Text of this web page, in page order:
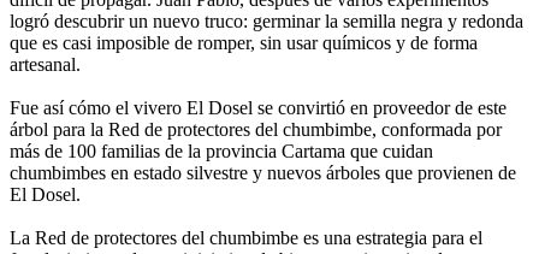
logró descubrir un nuevo truco: germinar la semilla negra y redonda
que es casi imposible de romper, sin usar químicos y de forma
artesanal.
Fue así cómo el vivero El Dosel se convirtió en proveedor de este
árbol para la Red de protectores del chumbimbe, conformada por
más de 100 familias de la provincia Cartama que cuidan
chumbimbes en estado silvestre y nuevos árboles que provienen de
El Dosel.
La Red de protectores del chumbimbe es una estrategia para el